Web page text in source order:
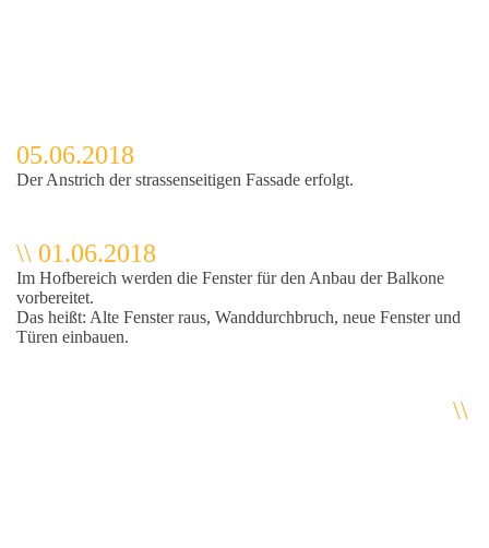
05.06.2018
Der Anstrich der strassenseitigen Fassade erfolgt.
\\ 01.06.2018
Im Hofbereich werden die Fenster für den Anbau der Balkone
vorbereitet.
Das heißt: Alte Fenster raus, Wanddurchbruch, neue Fenster und
Türen einbauen.
\\